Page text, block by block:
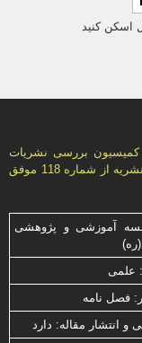
اسکن کنید
بر اساس مجوز شماره 6776/3 مورخ 1386/08/14 كمیسیون بررسى نشریات
علمى كشور (وزارت علوم، تحقیقات و فناورى) این نشریه از شماره 118 موفق
آموزشی و پژوهشی
علمی
فصل نامه
و انتشار مقاله: دارد